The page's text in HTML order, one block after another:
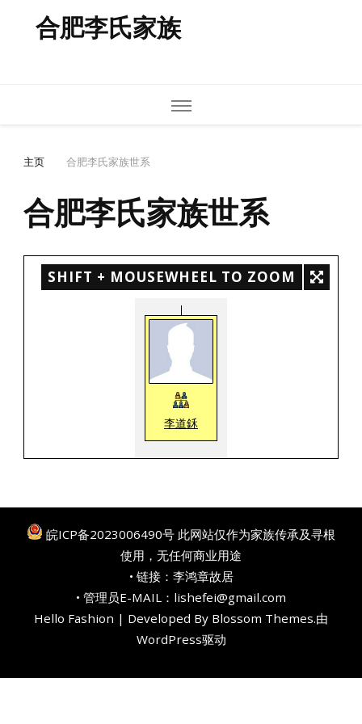
合肥李氏家族
主页 合肥李氏家族世系
合肥李氏家族世系
SHIFT + MOUSEWHEEL TO ZOOM
李道鉌
皖ICP备2023006490号 此网站仅作为家族传承及寻根
使用，无任何商业用途
• 链接： 李鸿章故居
• 管理员E-MAIL：lishefei@gmail.com
Hello Fashion | Developed By Blossom Themes.由
WordPress驱动